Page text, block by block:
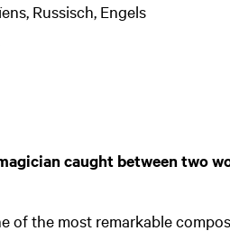
Russisch, Engels
caught between two
of the most remarkable